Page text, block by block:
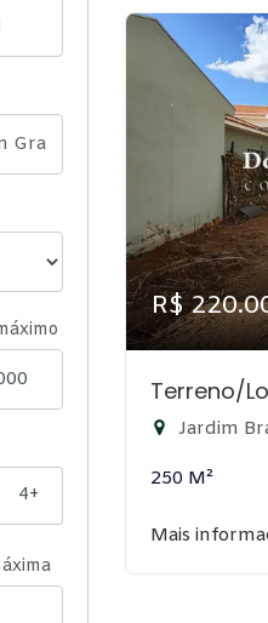
4+
R$
Terreno/
Jardim
250 M²
Mais